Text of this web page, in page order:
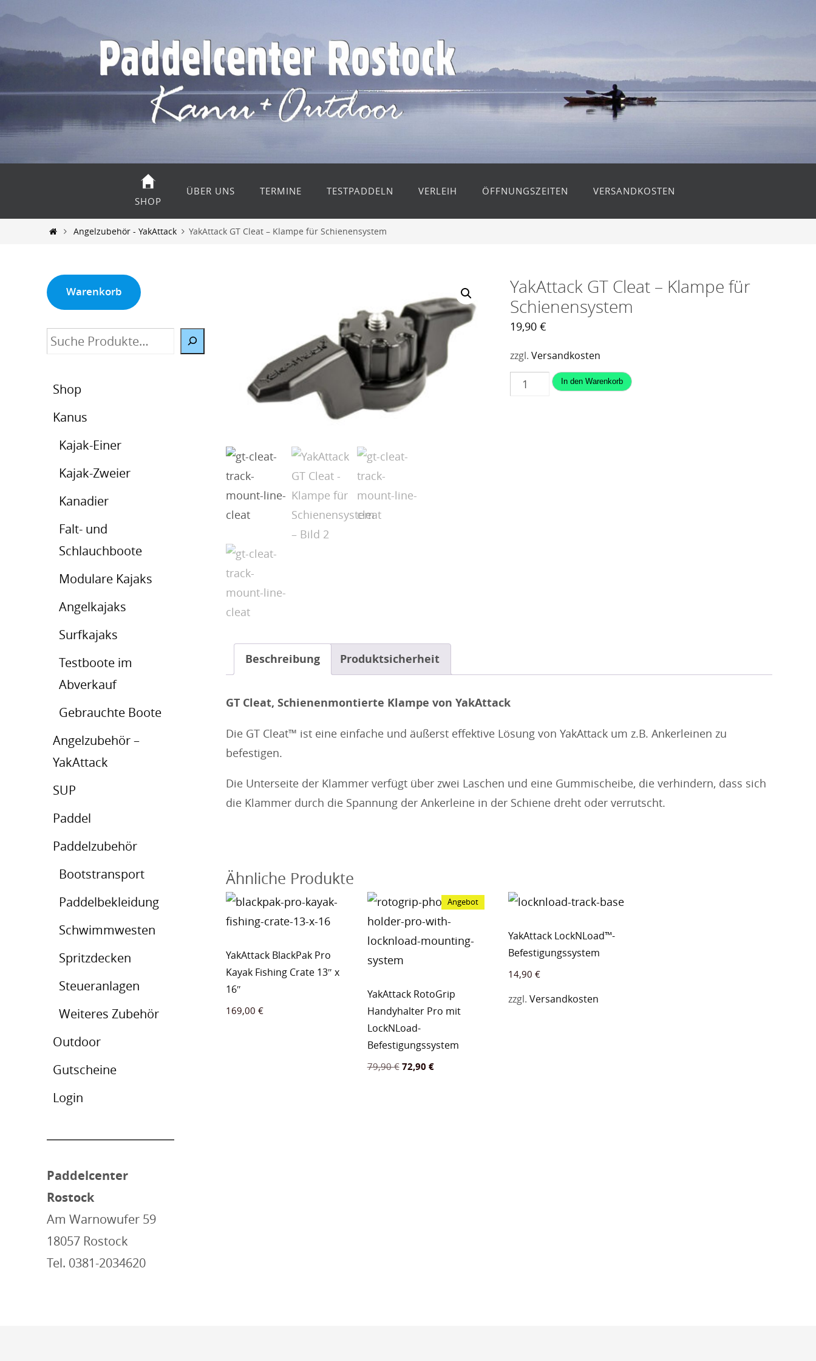
springen
SHOP
ÜBER UNS TERMINE TESTPADDELN VERLEIH ÖFFNUNGSZEITEN VERSANDKOSTEN
StartAngelzubehör - YakAttack YakAttack GT Cleat – Klampe für Schienensystem
YakAttack GT Cleat – Klampe für
Schienensystem
19,90 €
zzgl. Versandkosten
YakAttack
GT
In den Warenkorb
Beschreibung Produktsicherheit
GT Cleat, Schienenmontierte Klampe von YakAttack
Die GT Cleat™ ist eine einfache und äußerst effektive Lösung von YakAttack um z.B. Ankerleinen zu
befestigen.
Die Unterseite der Klammer verfügt über zwei Laschen und eine Gummischeibe, die verhindern, dass sich
die Klammer durch die Spannung der Ankerleine in der Schiene dreht oder verrutscht.
Ähnliche Produkte
YakAttack BlackPak Pro
Kayak Fishing Crate 13″ x
16″
169,00 €
Angebot
YakAttack RotoGrip
Handyhalter Pro mit
LockNLoad-
Befestigungssystem
79,90€ Ursprünglicher
72,90 €Aktueller
YakAttack LockNLoad™-
Befestigungssystem
14,90€
zzgl.Versandkosten
Warenkorb
Suche
Shop
Kanus
Kajak-Einer
Kajak-Zweier
Kanadier
Falt- und
Schlauchboote
Modulare Kajaks
Angelkajaks
Surfkajaks
Testboote im
Abverkauf
Gebrauchte Boote
Angelzubehör –
YakAttack
SUP
Paddel
Paddelzubehör
Bootstransport
Paddelbekleidung
Schwimmwesten
Spritzdecken
Steueranlagen
Weiteres Zubehör
Outdoor
Gutscheine
Login
Paddelcenter
Rostock
Am Warnowufer 59
18057 Rostock
Tel. 0381-2034620